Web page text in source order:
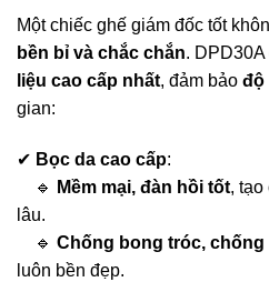
Một chiếc ghế giám đốc tốt
bền bỉ và chắc chắn.
liệu cao cấp nhất, đảm bảo độ
gian:
✔ Bọc da cao cấp:
🔹
Mềm mại, đàn hồi tốt, tạo
lâu.
🔹 Chống bong tróc, chống
luôn bền đẹp.